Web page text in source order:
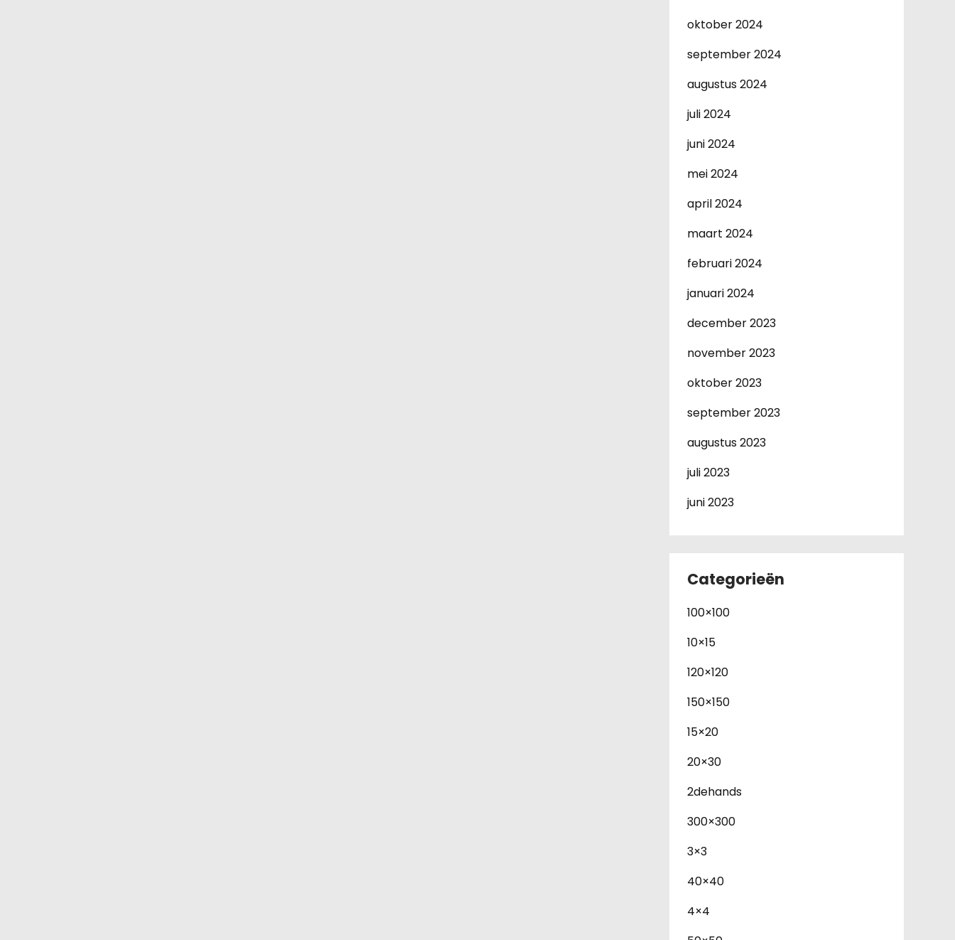
oktober 2024
september 2024
augustus 2024
juli 2024
juni 2024
mei 2024
april 2024
maart 2024
februari 2024
januari 2024
december 2023
november 2023
oktober 2023
september 2023
augustus 2023
juli 2023
juni 2023
Categorieën
100×100
10×15
120×120
150×150
15×20
20×30
2dehands
300×300
3×3
40×40
4×4